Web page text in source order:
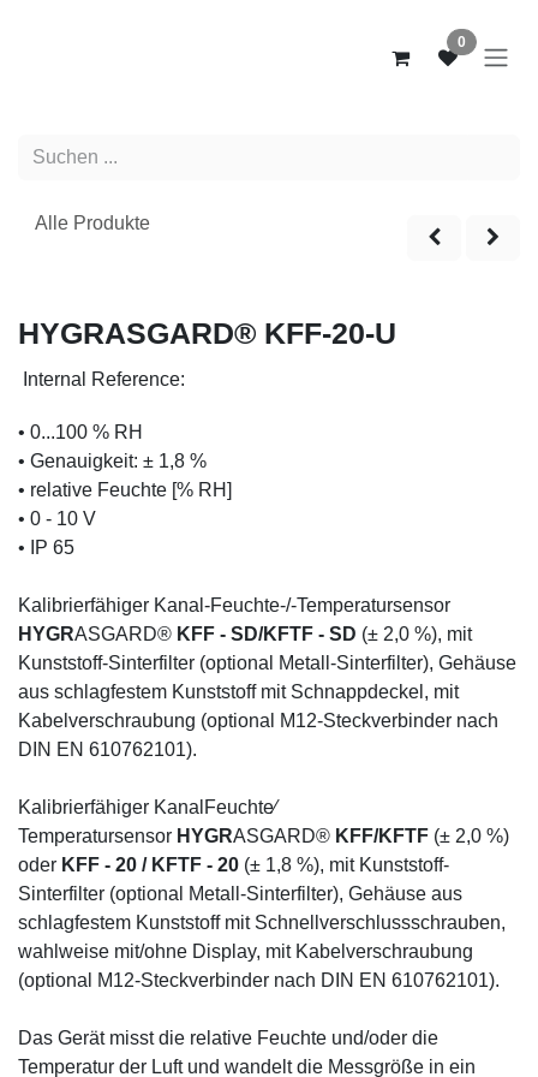
0
Alle Produkte
NEW
HYGRASGARD® KFF-20-U
Internal Reference:
• 0...100 % RH
• Genauigkeit: ± 1,8 %
• relative Feuchte [% RH]
• 0 - 10 V
• IP 65
Kalibrierfähiger Kanal-Feuchte-/-Temperatursensor
HYGRASGARD® KFF - SD/KFTF - SD (± 2,0 %), mit
Kunststoff-Sinterfilter (optional Metall-Sinterfilter), Gehäuse
aus schlagfestem Kunststoff mit Schnappdeckel, mit
Kabelverschraubung (optional M12-Steckverbinder nach
DIN EN 610762101).
Kalibrierfähiger KanalFeuchte⁄
Temperatursensor HYGRASGARD® KFF/KFTF (± 2,0 %)
oder KFF - 20 / KFTF - 20 (± 1,8 %), mit Kunststoff-
Sinterfilter (optional Metall-Sinterfilter), Gehäuse aus
schlagfestem Kunststoff mit Schnellverschlussschrauben,
wahlweise mit/ohne Display, mit Kabelverschraubung
(optional M12-Steckverbinder nach DIN EN 610762101).
Das Gerät misst die relative Feuchte und/oder die
Temperatur der Luft und wandelt die Messgröße in ein